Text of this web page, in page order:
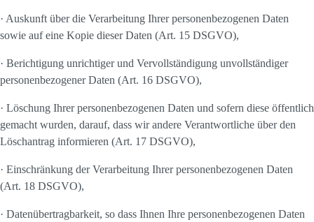
· Auskunft über die Verarbeitung Ihrer personenbezogenen Daten
sowie auf eine Kopie dieser Daten (Art. 15 DSGVO),
· Berichtigung unrichtiger und Vervollständigung unvollständiger
personenbezogener Daten (Art. 16 DSGVO),
· Löschung Ihrer personenbezogenen Daten und sofern diese öffentlich
gemacht wurden, darauf, dass wir andere Verantwortliche über den
Löschantrag informieren (Art. 17 DSGVO),
· Einschränkung der Verarbeitung Ihrer personenbezogenen Daten
(Art. 18 DSGVO),
· Datenübertragbarkeit, so dass Ihnen Ihre personenbezogenen Daten